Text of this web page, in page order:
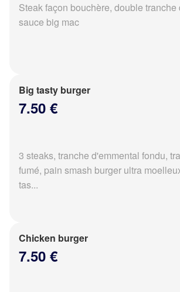
Steak façon bouchère, double tranche
sauce big mac
Big tasty burger
7.50 €
3 steaks, tranche d'emmental fondu,
fumé, pain smash burger ultra
tas...
Chicken burger
7.50 €